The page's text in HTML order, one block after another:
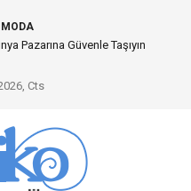
Pazarına Güvenle Taşıyın
Cts